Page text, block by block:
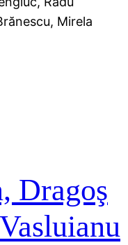
Mirela
Dragoş